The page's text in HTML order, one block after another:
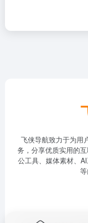
飞侠导航致力于为用
务，分享优质实用的
公工具、媒体素材、